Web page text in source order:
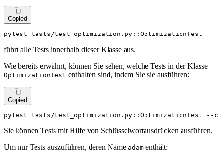
Copied
pytest tests/test_optimization.py::OptimizationTest
führt alle Tests innerhalb dieser Klasse aus.
Wie bereits erwähnt, können Sie sehen, welche Tests in der Klasse
OptimizationTest enthalten sind, indem Sie sie ausführen:
Copied
pytest tests/test_optimization.py::OptimizationTest
Sie können Tests mit Hilfe von Schlüsselwortausdrücken ausführen.
Um nur Tests auszuführen, deren Name adam enthält: